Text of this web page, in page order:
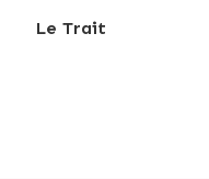
Le Trait